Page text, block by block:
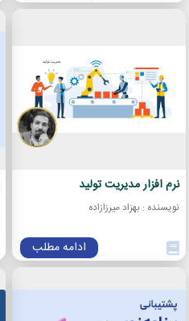
نرم افزار مدیریت تولید
نویسنده : بهزاد میرزازاده
ادامه مطلب